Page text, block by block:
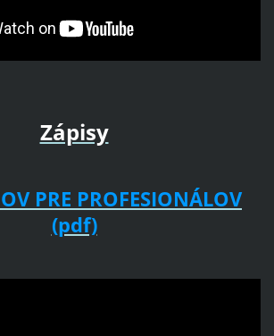
Zápisy
PRE PROFESIONÁLOV
(pdf)